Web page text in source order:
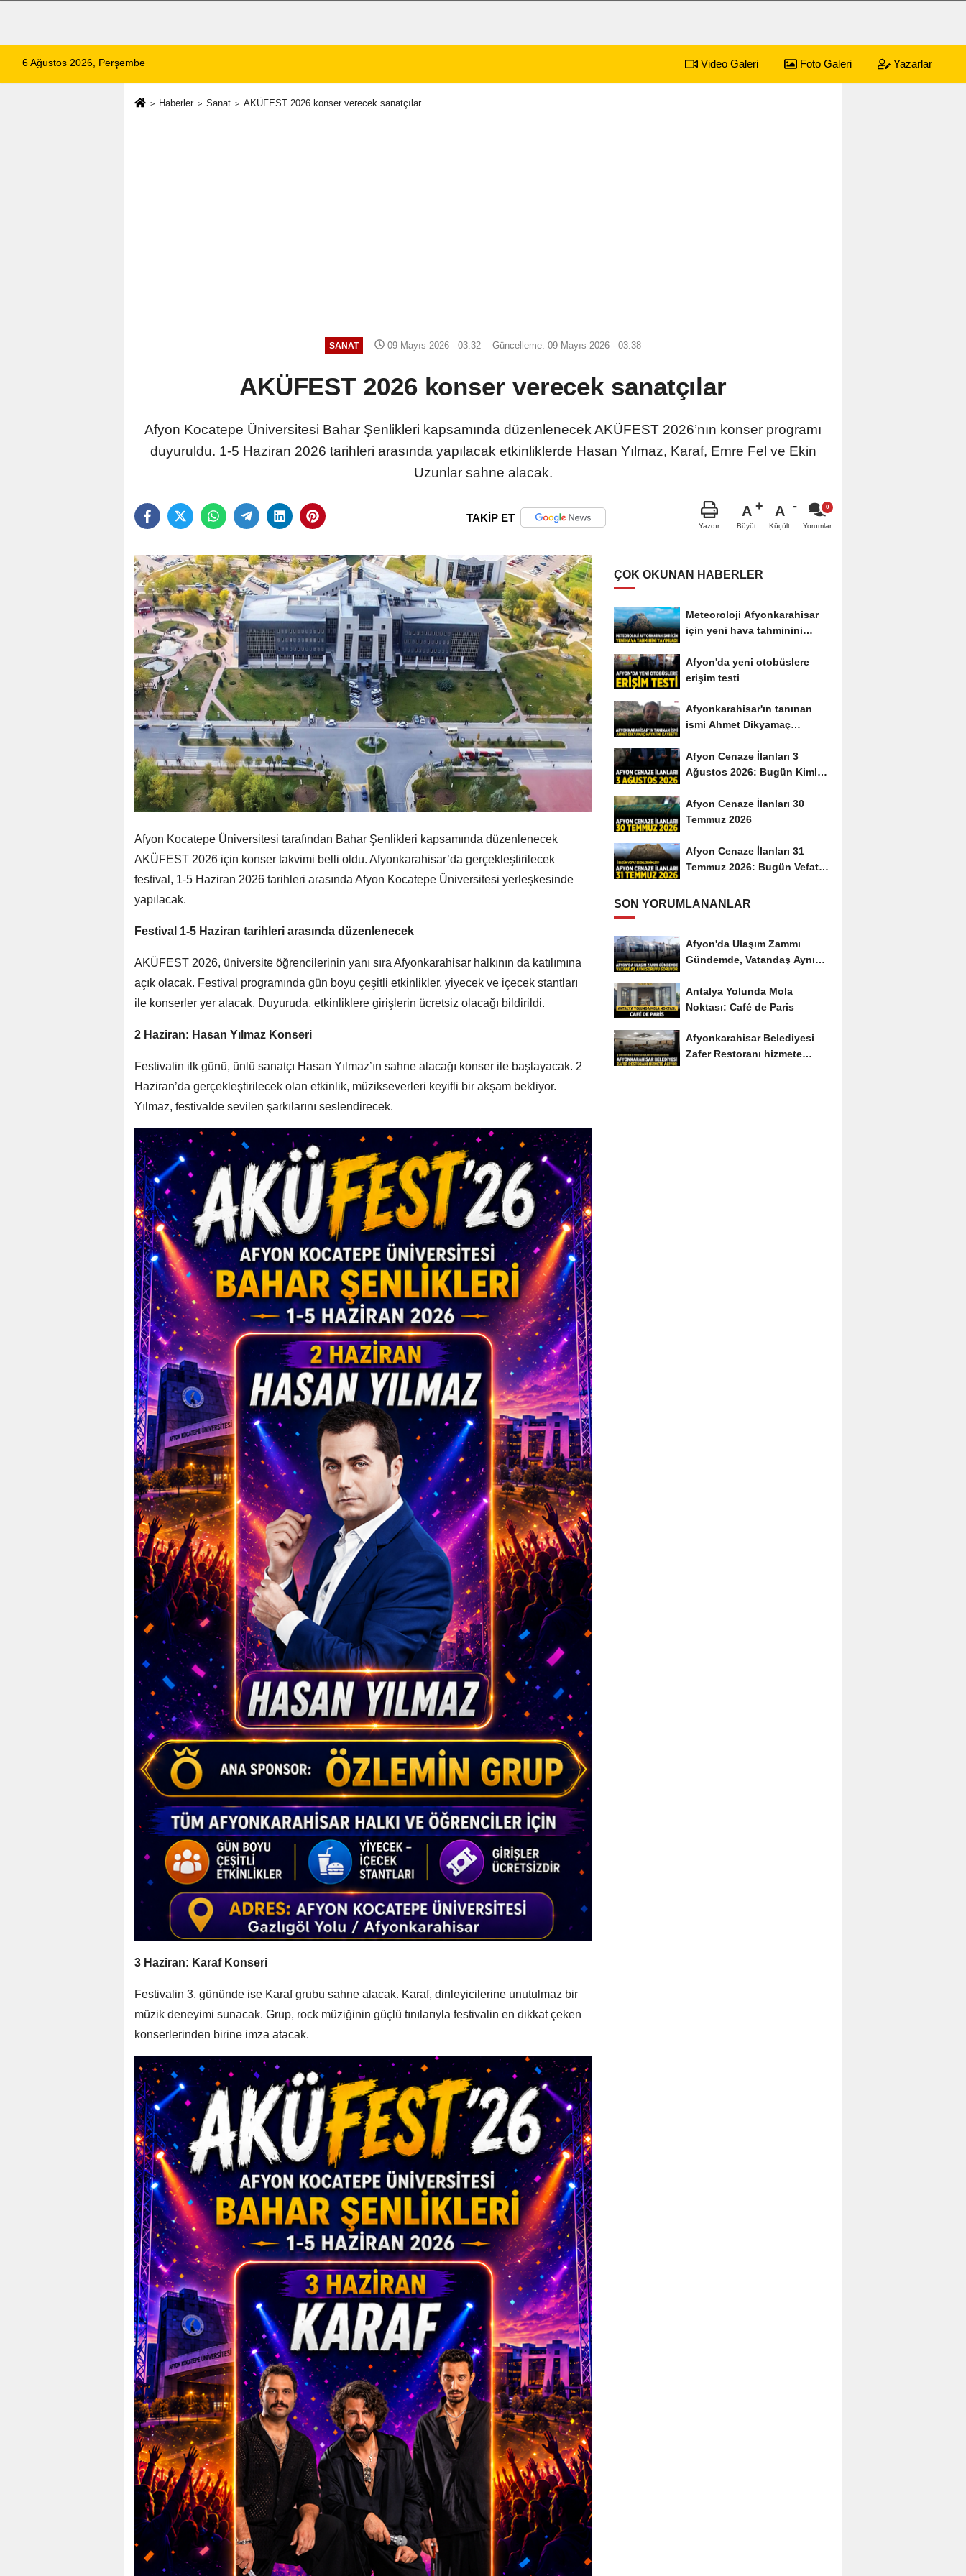
6 Ağustos 2026, Perşembe Video Galeri Foto Galeri Yazarlar
Haberler Sanat AKÜFEST 2026 konser verecek sanatçılar
SANAT 09 Mayıs 2026 - 03:32 Güncelleme: 09 Mayıs 2026 - 03:38
AKÜFEST 2026 konser verecek sanatçılar
Afyon Kocatepe Üniversitesi Bahar Şenlikleri kapsamında düzenlenecek AKÜFEST 2026’nın konser programı
duyuruldu. 1-5 Haziran 2026 tarihleri arasında yapılacak etkinliklerde Hasan Yılmaz, Karaf, Emre Fel ve Ekin
Uzunlar sahne alacak.
TAKİP ET
Yazdır
A
Büyüt
A
Küçült Yorumlar
Afyon Kocatepe Üniversitesi tarafından Bahar Şenlikleri kapsamında düzenlenecek
AKÜFEST 2026 için konser takvimi belli oldu. Afyonkarahisar’da gerçekleştirilecek
festival, 1-5 Haziran 2026 tarihleri arasında Afyon Kocatepe Üniversitesi yerleşkesinde
yapılacak.
Festival 1-5 Haziran tarihleri arasında düzenlenecek
AKÜFEST 2026, üniversite öğrencilerinin yanı sıra Afyonkarahisar halkının da katılımına
açık olacak. Festival programında gün boyu çeşitli etkinlikler, yiyecek ve içecek stantları
ile konserler yer alacak. Duyuruda, etkinliklere girişlerin ücretsiz olacağı bildirildi.
2 Haziran: Hasan Yılmaz Konseri
Festivalin ilk günü, ünlü sanatçı Hasan Yılmaz’ın sahne alacağı konser ile başlayacak. 2
Haziran’da gerçekleştirilecek olan etkinlik, müzikseverleri keyifli bir akşam bekliyor.
Yılmaz, festivalde sevilen şarkılarını seslendirecek.
3 Haziran: Karaf Konseri
Festivalin 3. gününde ise Karaf grubu sahne alacak. Karaf, dinleyicilerine unutulmaz bir
müzik deneyimi sunacak. Grup, rock müziğinin güçlü tınılarıyla festivalin en dikkat çeken
konserlerinden birine imza atacak.
ÇOK OKUNAN HABERLER
Meteoroloji Afyonkarahisar
için yeni hava tahminini
Afyon'da yeni otobüslere
erişim testi
Afyonkarahisar'ın tanınan
ismi Ahmet Dikyamaç
Afyon Cenaze İlanları 3
Ağustos 2026: Bugün Kimler
Afyon Cenaze İlanları 30
Temmuz 2026
Afyon Cenaze İlanları 31
Temmuz 2026: Bugün Vefat
SON YORUMLANANLAR
Afyon'da Ulaşım Zammı
Gündemde, Vatandaş Aynı
Antalya Yolunda Mola
Noktası: Café de Paris
Afyonkarahisar Belediyesi
Zafer Restoranı hizmete